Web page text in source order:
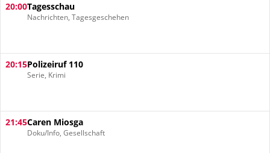
20:00Tagesschau
Nachrichten, Tagesgeschehen
20:15Polizeiruf 110
Serie, Krimi
21:45Caren Miosga
Doku/Info, Gesellschaft